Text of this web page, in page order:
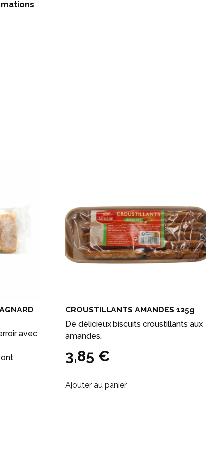
avec
CROUSTILLANTS AMANDES 125g
De délicieux biscuits croustillants aux
amandes.
3,85 €
Ajouter au panier